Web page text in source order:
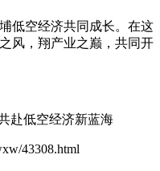
低空经济共同成长。在这
风，翔产业之巅，共同开
赴低空经济新蓝海
43308.html